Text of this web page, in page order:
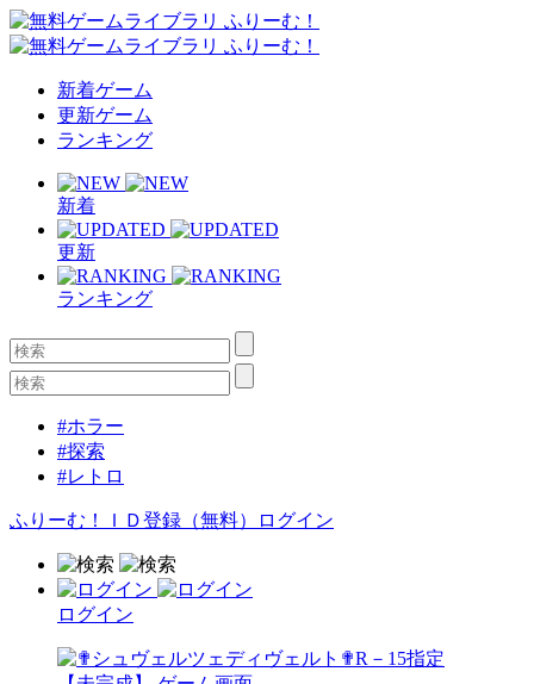
新着ゲーム
更新ゲーム
ランキング
新着
更新
ランキング
#ホラー
#探索
#レトロ
ふりーむ！ＩＤ登録（無料） ログイン
ログイン